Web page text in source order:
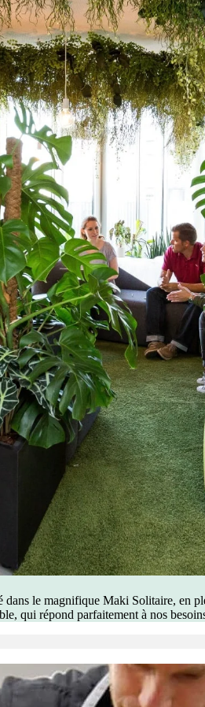
le magnifique Maki Solitaire, en
qui répond parfaitement à nos